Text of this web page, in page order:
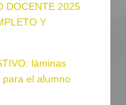
DOCENTE 2025
Y
láminas
el alumno